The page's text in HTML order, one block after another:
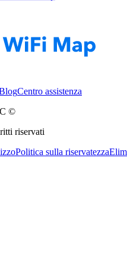
Centro assistenza
©
riservati
Politica sulla riservatezza